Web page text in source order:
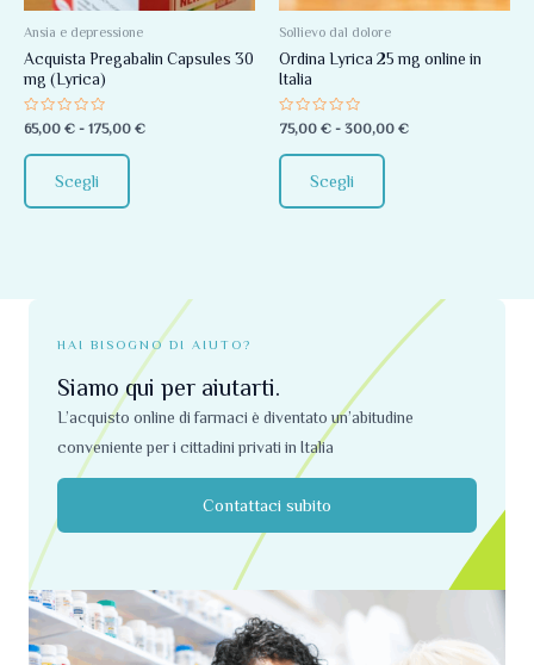
Ansia e depressione
Acquista Pregabalin Capsules 30
mg (Lyrica)
Valutato
0
su
5
65,00 € - 175,00 €
Scegli
opzioni
possono
scelte
del
Sollievo dal dolore
Ordina Lyrica 25 mg online in
Italia
Valutato
0
su
5
75,00 € - 300,00 €
Scegli
opzioni
possono
scelte
del
HAI BISOGNO DI AIUTO?
Siamo qui per aiutarti.
L’acquisto online di farmaci è diventato un’abitudine
conveniente per i cittadini privati ​​in Italia
Contattaci subito